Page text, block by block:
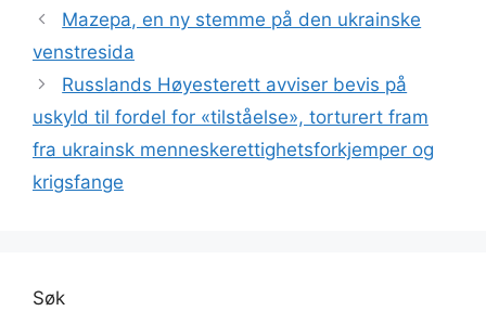
Mazepa, en ny stemme på den ukrainske
venstresida
Russlands Høyesterett avviser bevis på
uskyld til fordel for «tilståelse», torturert fram
fra ukrainsk menneskerettighetsforkjemper og
krigsfange
Søk